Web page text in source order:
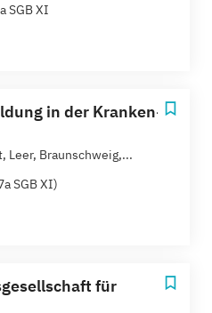
SGB XI
in der Kranken-
Leer, Braunschweig,...
SGB XI)
für